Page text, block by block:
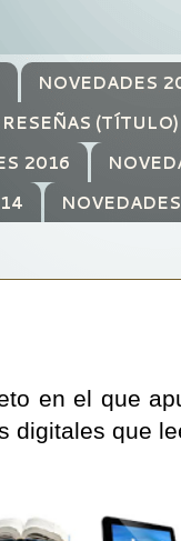
NOVEDADES
RESEÑAS (TÍTULO)
2016
en el que
digitales que